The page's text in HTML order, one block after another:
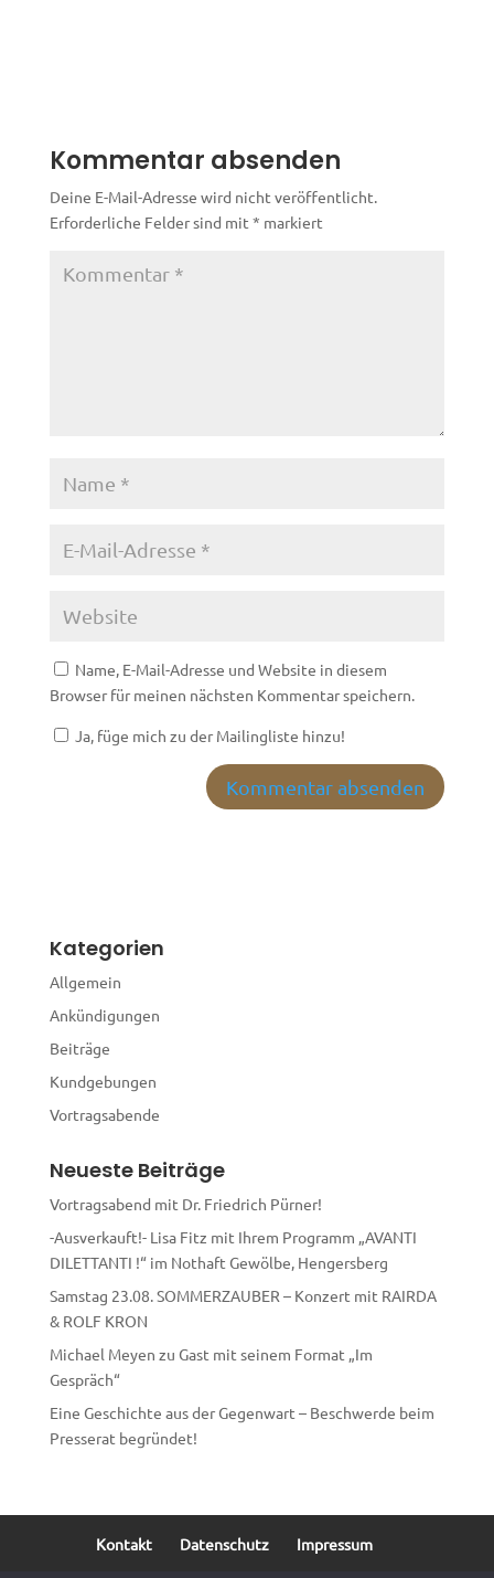
Kommentar absenden
Deine E-Mail-Adresse wird nicht veröffentlicht.
Erforderliche Felder sind mit * markiert
Name, E-Mail-Adresse und Website in diesem
Browser für meinen nächsten Kommentar speichern.
Ja, füge mich zu der Mailingliste hinzu!
n
a
i
v
e
Kategorien
Allgemein
Ankündigungen
Beiträge
Kundgebungen
Vortragsabende
Neueste Beiträge
Vortragsabend mit Dr. Friedrich Pürner!
-Ausverkauft!- Lisa Fitz mit Ihrem Programm „AVANTI
DILETTANTI !“ im Nothaft Gewölbe, Hengersberg
Samstag 23.08. SOMMERZAUBER – Konzert mit RAIRDA
& ROLF KRON
Michael Meyen zu Gast mit seinem Format „Im
Gespräch“
Eine Geschichte aus der Gegenwart – Beschwerde beim
Presserat begründet!
Kontakt Datenschutz Impressum